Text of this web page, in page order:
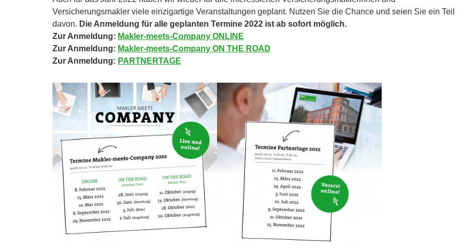
Versicherungsmakler viele einzigartige Veranstaltungen geplant. Nutzen Sie die Chance und seien Sie ein Teil
davon. Die Anmeldung für alle geplanten Termine 2022 ist ab sofort möglich.
Zur Anmeldung: Makler-meets-Company ONLINE
Zur Anmeldung: Makler-meets-Company ON THE ROAD
Zur Anmeldung: PARTNERTAGE